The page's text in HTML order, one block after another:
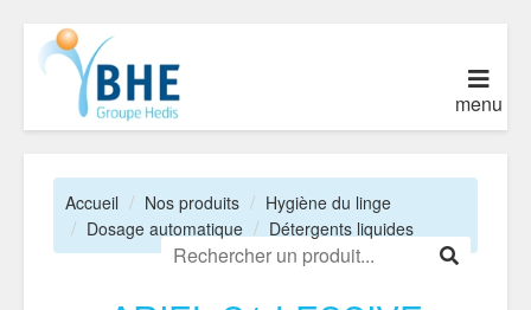
menu
Accueil Nos produits
Hygiène du linge
Dosage automatique
Détergents liquides